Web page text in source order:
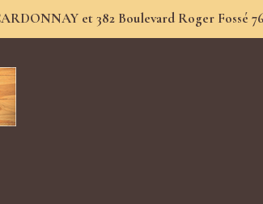
et 382 Boulevard Roger Fossé